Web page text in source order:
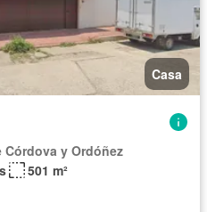
Casa
Córdova y Ordóñez
501 m²